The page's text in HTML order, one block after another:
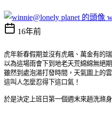
16年前
虎年新春假期並沒有虎飆、萬金有的
以為這場雨會下到地老天荒綿綿無絕期
雖然到處泡湯打發時間，天氣圖上的
這叫人怎麼忍得下這口氣！
於是決定上班日第一個週末來趟洗滌